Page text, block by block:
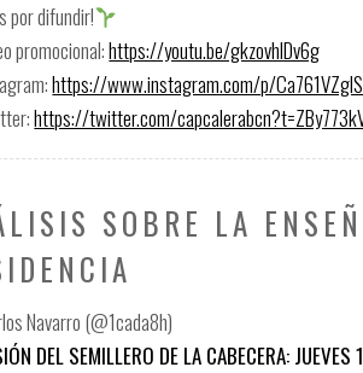
por difundir!
promocional:https://youtu.be/gkzovhlDv6g
https://www.instagram.com/p/
https://twitter.com/
SOBRE LA
Navarro (@1cada8h)
DEL SEMILLERO DE LA CABECERA: